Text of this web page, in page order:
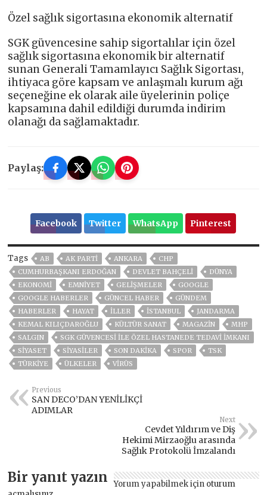
Özel sağlık sigortasına ekonomik alternatif
SGK güvencesine sahip sigortalılar için özel
sağlık sigortasına ekonomik bir alternatif
sunan Generali Tamamlayıcı Sağlık Sigortası,
ihtiyaca göre kapsam ve anlaşmalı kurum ağı
seçeneğine ek olarak aile üyelerinin poliçe
kapsamına dahil edildiği durumda indirim
olanağı da sağlamaktadır.
Paylaş:
Facebook Twitter WhatsApp Pinterest
Tags AB AK PARTİ ANKARA
CHP
CUMHURBAŞKANI ERDOĞAN
DEVLET BAHÇELİ
DÜNYA
EKONOMİ
EMNİYET GELIŞMELER
GOOGLE
GOOGLE HABERLER
GÜNCEL HABER
GÜNDEM
HABERLER
HAYAT İLLER ISTANBUL
JANDARMA
KEMAL KILIÇDAROĞLU
KÜLTÜR SANAT MAGAZİN
MHP
SALGIN
SGK GÜVENCESI ILE ÖZEL HASTANEDE TEDAVI IMKANI
SİYASET
SİYASİLER SON DAKIKA SPOR
TSK
TÜRKİYE
ÜLKELER VIRÜS
Previous
SAN DECO’DAN YENİLİKÇİ
ADIMLAR
Next
Cevdet Yıldırım ve Diş
Hekimi Mirzaoğlu arasında
Sağlık Protokolü İmzalandı
Bir yanıt yazın Yorum yapabilmek için oturum